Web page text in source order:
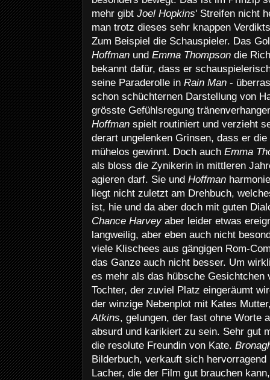
mehr gibt Joel Hopkins' Streifen nicht
man trotz dieses sehr knappen
Zum Beispiel die Schauspieler. Das
Hoffman und Emma Thompson die
bekannt dafür, dass er
seine Paraderolle in Rain Man -
schon schüchternen Darstellung von
grösste Gefühlsregung
Hoffman spielt routiniert und verzieht
derart ungelenken Grinsen, dass er
mühelos gewinnt. Doch auch Emma
als bloss die Zynikerin in mittleren
agieren darf. Sie und Hoffman
liegt nicht zuletzt am Drehbuch,
ist, hie und da aber doch mit guten
Chance Harveyaber leider etwas
langweilig, aber eben auch nicht
viele Klischees aus gängigen Rom-
das Ganze auch nicht besser. Um
es mehr als das hübsche Gesichtchen
Tochter, der zuviel Platz eingeräumt
der winzige Nebenplot mit Kates
Atkins, gelungen, der fast ohne Worte
absurd und karikiert zu sein. Sehr gut
die resolute Freundin von Kate.
Bilderbuch, verkauft sich
Lacher, die der Film gut brauchen